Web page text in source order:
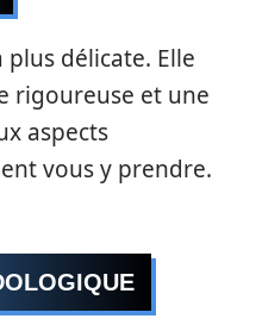
plus délicate. Elle
rigoureuse et une
aspects
vous y prendre.